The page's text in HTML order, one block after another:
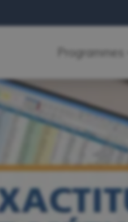
Programmes